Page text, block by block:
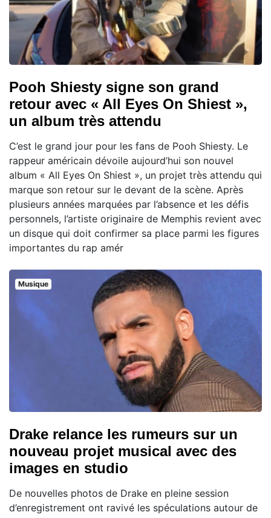
Pooh Shiesty signe son grand
retour avec « All Eyes On Shiest »,
un album très attendu
C’est le grand jour pour les fans de Pooh Shiesty. Le
rappeur américain dévoile aujourd’hui son nouvel
album « All Eyes On Shiest », un projet très attendu qui
marque son retour sur le devant de la scène. Après
plusieurs années marquées par l’absence et les défis
personnels, l’artiste originaire de Memphis revient avec
un disque qui doit confirmer sa place parmi les figures
importantes du rap amér
Musique
Drake relance les rumeurs sur un
nouveau projet musical avec des
images en studio
De nouvelles photos de Drake en pleine session
d’enregistrement ont ravivé les spéculations autour de